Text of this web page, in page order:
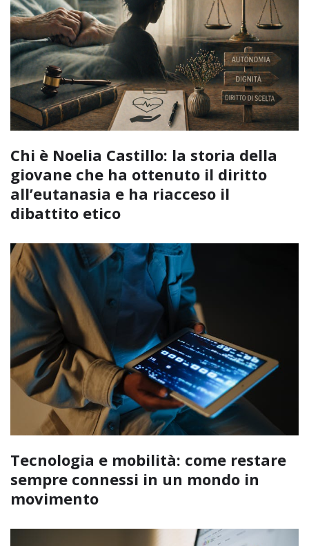
Chi è Noelia Castillo: la storia della
giovane che ha ottenuto il diritto
all’eutanasia e ha riacceso il
dibattito etico
Tecnologia e mobilità: come restare
sempre connessi in un mondo in
movimento